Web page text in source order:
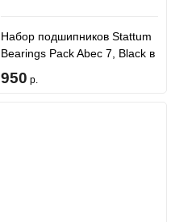
Набор подшипников Stattum
Bearings Pack Abec 7, Black в
футляре, 8 шт.
950 р.